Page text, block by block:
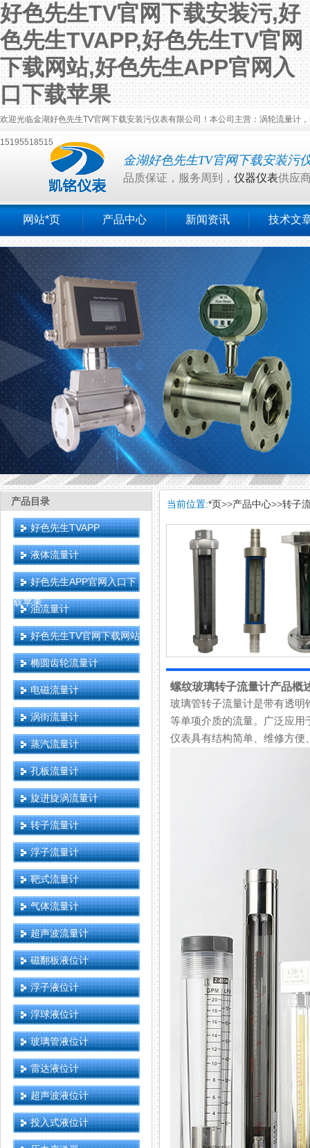
好色先生TV官网下载安装污,好
色先生TVAPP,好色先生TV官网
下载网站,好色先生APP官网入
口下载苹果
欢迎光临金湖好色先生TV官网下载安装污仪表有限公司！本公司主营：涡轮流量计，电
15195518515
金湖好色先生TV官网下载安装污
品质保证，服务周到， 仪器仪表供应
网站*页 产品中心 新闻资讯 技术文
产品目录
好色先生TVAPP
液体流量计
好色先生APP官网入口下
载苹果
油流量计
好色先生TV官网下载网站
椭圆齿轮流量计
电磁流量计
涡街流量计
蒸汽流量计
孔板流量计
旋进旋涡流量计
转子流量计
浮子流量计
靶式流量计
气体流量计
超声波流量计
磁翻板液位计
浮子液位计
浮球液位计
玻璃管液位计
雷达液位计
超声波液位计
投入式液位计
当前位置:*页>>产品中心>>转子
螺纹玻璃转子流量计产品概
玻璃管转子流量计是带有透明锥
等单项介质的流量。广泛应用于化
仪表具有结构简单、维修方便